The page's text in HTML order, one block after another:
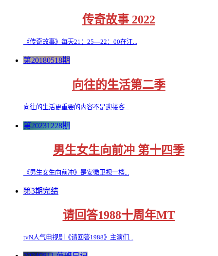
传奇故事 2022
《传奇故事》每天21：25—22：00在江...
第20180518期
向往的生活第二季
向往的生活更重要的内容不是迎接客...
第20231228期
男生女生向前冲 第十四季
《男生女生向前冲》是安徽卫视一档...
第3期完结
请回答1988十周年MT
tvN人气电视剧《请回答1988》主演们...